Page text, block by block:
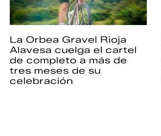
La Orbea Gravel Rioja
Alavesa cuelga el cartel
de completo a más de
tres meses de su
celebración